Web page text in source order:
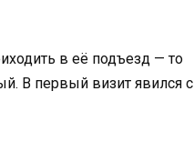
в её подъезд — то
В первый визит явился с